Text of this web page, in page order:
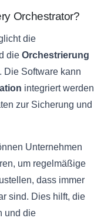
Orchestrator?
die
die Orchestrierung
. Die Software kann
integriert werden
zur Sicherung und
Unternehmen
um regelmäßige
dass immer
sind. Dies hilft, die
und die